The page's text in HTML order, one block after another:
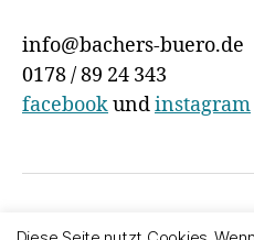
info@bachers-buero.de
0178 / 89 24 343
facebookundinstagram